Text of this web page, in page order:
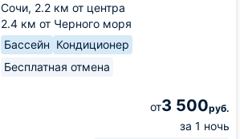
Сочи, 2.2 км от центра
2.4 км от Черного моря
Бассейн Кондиционер
Бесплатная отмена
от3 500руб.
за 1 ночь